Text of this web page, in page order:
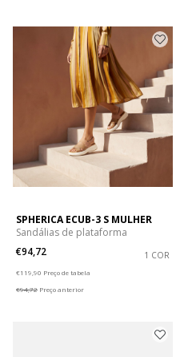
SPHERICA ECUB-3 S MULHER
Sandálias de plataforma
€94,72
1 COR
€119,90 Preço de tabela
€94,72 Preço anterior